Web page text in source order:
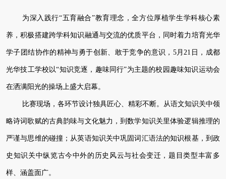
为深入践行“五育融合”教育理念，全方位厚植学生学科核心素
养，积极搭建跨学科知识融通与交流的优质平台，同时着力培育光华
学子团结协作的精神与勇于创新、敢于竞争的意识，5月21日，成都
光华技工学校以“知识竞逐，趣味同行”为主题的校园趣味知识运动会
在洒满阳光的操场上盛大启幕。
比赛现场，各环节设计独具匠心、精彩不断。从语文知识关中领
略诗词歌赋的古典韵味与文化魅力，到数学知识关里体验逻辑推理的
严谨与思维的碰撞；从英语知识关中巩固词汇语法的知识根基，到政
史知识关中纵览古今中外的历史风云与社会变迁，题目类型丰富多
样、涵盖面广。